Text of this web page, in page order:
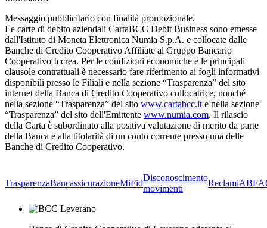
Messaggio pubblicitario con finalità promozionale.
Le carte di debito aziendali CartaBCC Debit Business sono emesse
dall'Istituto di Moneta Elettronica Numia S.p.A. e collocate dalle
Banche di Credito Cooperativo Affiliate al Gruppo Bancario
Cooperativo Iccrea. Per le condizioni economiche e le principali
clausole contrattuali è necessario fare riferimento ai fogli informativi
disponibili presso le Filiali e nella sezione “Trasparenza” del sito
internet della Banca di Credito Cooperativo collocatrice, nonché
nella sezione “Trasparenza” del sito www.cartabcc.it e nella sezione
“Trasparenza” del sito dell'Emittente www.numia.com. Il rilascio
della Carta è subordinato alla positiva valutazione di merito da parte
della Banca e alla titolarità di un conto corrente presso una delle
Banche di Credito Cooperativo.
TrasparenzaBancassicurazioneMiFid
Disconoscimento
movimenti
ReclamiABF